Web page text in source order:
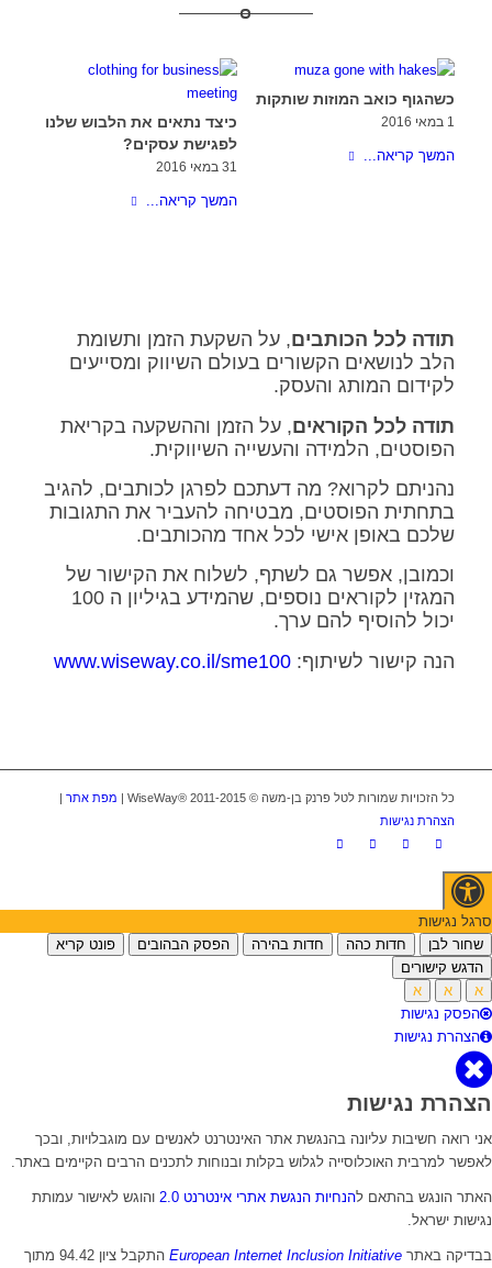
כיצד נתאים את הלבוש שלנו
לפגישת עסקים?
31 במאי 2016
המשך קריאה...
כשהגוף כואב המוזות שותקות
1 במאי 2016
המשך קריאה...
תודה לכל הכותבים, על השקעת הזמן ותשומת
הלב לנושאים הקשורים בעולם השיווק ומסייעים
לקידום המותג והעסק.
תודה לכל הקוראים, על הזמן וההשקעה בקריאת
הפוסטים, הלמידה והעשייה השיווקית.
נהניתם לקרוא? מה דעתכם לפרגן לכותבים, להגיב
בתחתית הפוסטים, מבטיחה להעביר את התגובות
שלכם באופן אישי לכל אחד מהכותבים.
וכמובן, אפשר גם לשתף, לשלוח את הקישור של
המגזין לקוראים נוספים, שהמידע בגיליון ה 100
יכול להוסיף להם ערך.
הנה קישור לשיתוף: www.wiseway.co.il/sme100
כל הזכויות שמורות לטל פרנק בן-משה © WiseWay® 2011-2015 | מפת אתר|
הצהרת נגישות
סרגל נגישות
שחור לבן
חדות כהה חדות בהירה הפסק הבהובים
פונט קריא
הדגש קישורים
א
א
א
הפסק נגישות
הצהרת נגישות
הצהרת נגישות
אני רואה חשיבות עליונה בהנגשת אתר האינטרנט לאנשים עם מוגבלויות, ובכך
לאפשר למרבית האוכלוסייה לגלוש בקלות ובנוחות לתכנים הרבים הקיימים באתר.
האתר הונגש בהתאם להנחיות הנגשת אתרי אינטרנט 2.0
והוגש לאישור עמותת
נגישות ישראל.
בבדיקה באתר European Internet Inclusion Initiative התקבל ציון 94.42 מתוך